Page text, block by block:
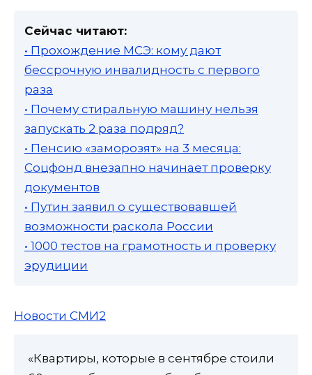
Сейчас читают:
• Прохождение МСЭ: кому дают
бессрочную инвалидность с первого
раза
• Почему стиральную машину нельзя
запускать 2 раза подряд?
• Пенсию «заморозят» на 3 месяца:
Соцфонд внезапно начинает проверку
документов
• Путин заявил о существовавшей
возможности раскола России
• 1000 тестов на грамотность и проверку
эрудиции
Новости СМИ2
«Квартиры, которые в сентябре стоили